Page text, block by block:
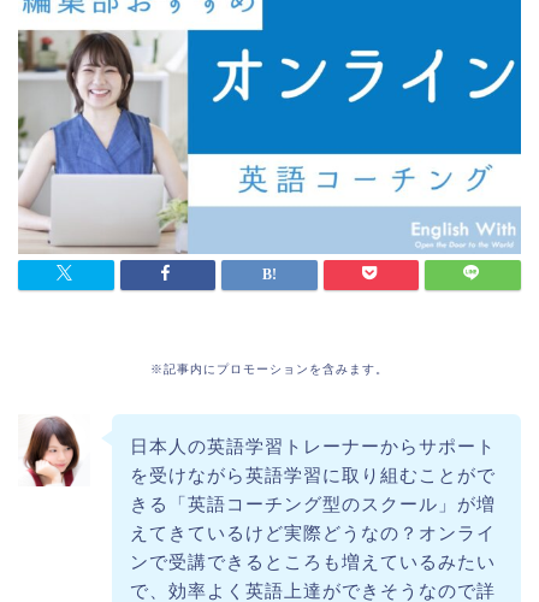
※記事内にプロモーションを含みます。
日本人の英語学習トレーナーからサポート
を受けながら英語学習に取り組むことがで
きる「英語コーチング型のスクール」が増
えてきているけど実際どうなの？オンライ
ンで受講できるところも増えているみたい
で、効率よく英語上達ができそうなので詳